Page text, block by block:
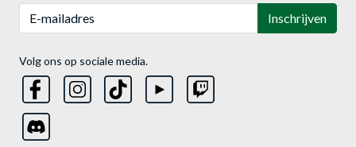
Inschrijven
Volg ons op sociale media.